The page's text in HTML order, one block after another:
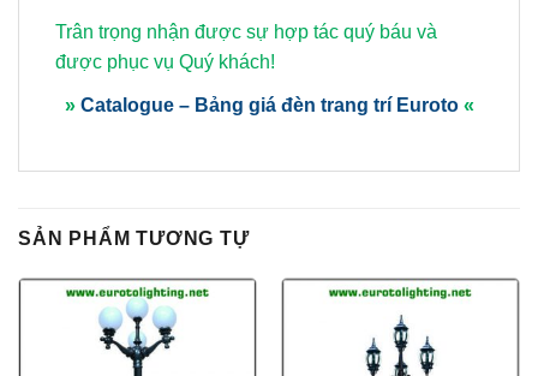
Trân trọng nhận được sự hợp tác quý báu và
được phục vụ Quý khách!
» Catalogue – Bảng giá đèn trang trí Euroto «
SẢN PHẨM TƯƠNG TỰ